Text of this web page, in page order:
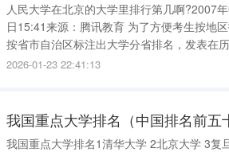
人民大学在北京的大学里排行第几啊?2007
日15:41来源：腾讯教育 为了方便考生按地
按省市自治区标注出大学分省排名，发表在
表在每年由武书连主编、中国统计出版社出版
2026-01-23 22:41:13
我国重点大学排名（中国排名前五
我国重点大学排名1清华大学 2北京大学 3